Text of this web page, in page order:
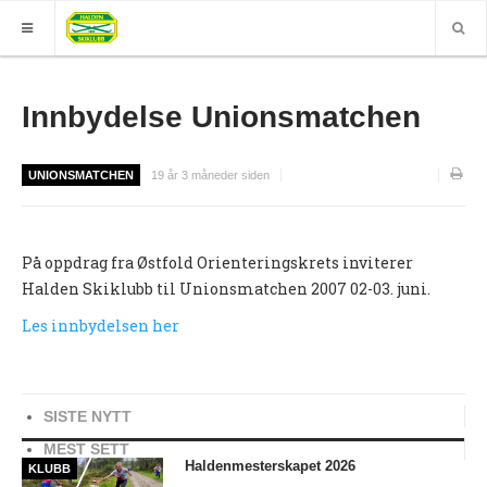
HJEM
ELITE
Nyheter
Join Halden?
Støtteapparat
Innbydelse Unionsmatchen
UNIONSMATCHEN 19 år 3 måneder siden
På oppdrag fra Østfold Orienteringskrets inviterer
Halden Skiklubb til Unionsmatchen 2007 02-03. juni.
Les innbydelsen her
SISTE NYTT
MEST SETT
KLUBB Haldenmesterskapet 2026